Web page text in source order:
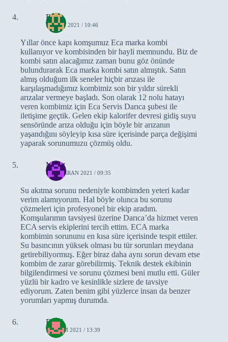
Fahri
3 MART 2021 / 10:46
Yıllar önce kapı komşumuz Eca marka kombi
kullanıyor ve kombisinden bir hayli memnundu. Biz de
kombi satın alacağımız zaman bunu göz önünde
bulundurarak Eca marka kombi satın almıştık. Satın
almış olduğum ilk seneler hiçbir arızası ile
karşılaşmadığımız kombimiz son bir yıldır sürekli
arızalar vermeye başladı. Son olarak 12 nolu hatayı
veren kombimiz için Eca Servis Darıca şubesi ile
iletişime geçtik. Gelen ekip kalorifer devresi gidiş suyu
sensöründe arıza olduğu için böyle bir arızanın
yaşandığını söyleyip kısa süre içerisinde parça değişimi
yaparak sorunumuzu çözmüş oldu.
Murat
29 HAZIRAN 2021 / 09:35
Su akıtma sorunu nedeniyle kombimden yeteri kadar
verim alamıyorum. Hal böyle olunca bu sorunu
çözmeleri için profesyonel bir ekip aradım.
Komşularımın tavsiyesi üzerine Darıca’da hizmet veren
ECA servis ekiplerini tercih ettim. ECA marka
kombimin sorununu en kısa süre içerisinde tespit ettiler.
Su basıncının yüksek olması bu tür sorunları meydana
getirebiliyormuş. Eğer biraz daha aynı sorun devam etse
kombim de zarar görebilirmiş. Teknik destek ekibinin
bilgilendirmesi ve sorunu çözmesi beni mutlu etti. Güler
yüzlü bir kadro ve kesinlikle sizlere de tavsiye
ediyorum. Zaten benim gibi yüzlerce insan da benzer
yorumları yapmış durumda.
Eylül
11 EKIM 2021 / 13:39